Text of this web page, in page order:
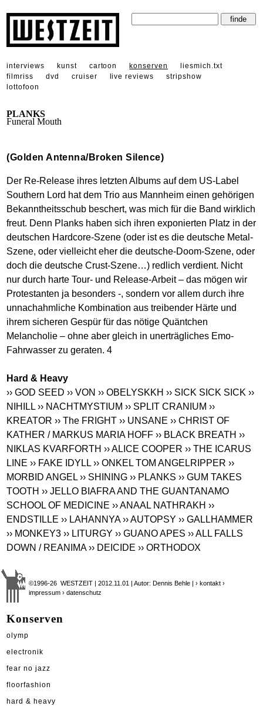
interviews kunst cartoon konserven
liesmich.txt
filmriss
dvd cruiser live reviews
stripshow
lottofoon
PLANKS
Funeral Mouth
(Golden Antenna/Broken Silence)
Der Re-Release ihres letzten Albums auf dem US-Label
Southern Lord hat dem Trio aus Mannheim einen gehörigen
Bekanntheitsschub beschert, was mich für die Band wirklich
freut. Denn Planks haben sich ihren exponierten Platz in der
deutschen Hardcore-Szene (oder ist es die deutsche Metal-
Szene, oder vielleicht eher die deutsche-Doom-Szene, oder
doch die deutsche Crust-Szene…) redlich verdient. Nicht
nur durch harte Tour- und Release-Arbeit – das mögen wir
Protestanten ja besonders -, sondern vor allem durch ihre
unnachahmliche Kombination aus treibender Härte und
ihrem sicheren Gespür für das nötige Quäntchen
Melancholie – ohne aber gleich in unerträgliches Emo-
Fahrwasser zu geraten. 4
Hard & Heavy
›› GOD SEED ›› VON ›› OBELYSKKH ›› SICK SICK SICK ››
NIHILL ›› NACHTMYSTIUM ›› SPLIT CRANIUM ››
KREATOR ›› The FRIGHT ›› UNSANE ›› CHRIST OF
KATHER / MARKUS MARIA HOFF ›› BLACK BREATH ››
NIKLAS KVARFORTH ›› ALICE COOPER ›› THE ICARUS
LINE ›› FAKE IDYLL ›› ONKEL TOM ANGELRIPPER ››
MORBID ANGEL ›› SHINING ›› PLANKS ›› GUM TAKES
TOOTH ›› JELLO BIAFRA AND THE GUANTANAMO
SCHOOL OF MEDICINE ›› ANAAL NATHRAKH ››
ENDSTILLE ›› LAHANNYA ›› AUTOPSY ›› GALLHAMMER
›› MONKEY3 ›› LITURGY ›› GUANO APES ›› ALL FALLS
DOWN / REANIMA ›› DEICIDE ›› ORTHODOX
©1996-26 WESTZEIT | 2012.11.01 | Autor: Dennis Behle |› kontakt ›
impressum › datenschutz
Konserven
olymp
electronik
fear no jazz
floorfashion
hard & heavy